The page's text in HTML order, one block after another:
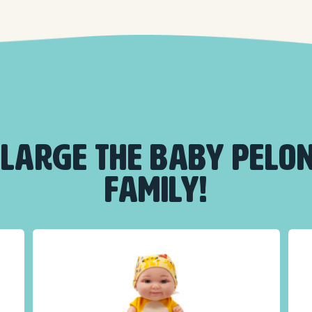
THE BABY
FAMILY!